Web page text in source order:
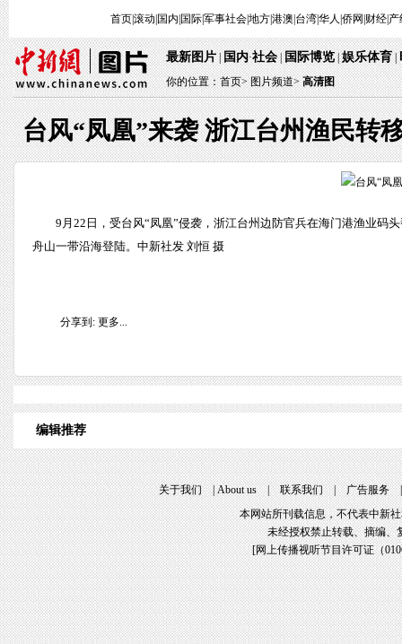
首页|滚动 国内 国际|军事社会|地方|港澳 台湾|华人 侨网 财经| 产
最新图片|国内·社会|国际博览|娱乐体育|
你的位置：首页>图片频道> 高清图
台风“凤凰”来袭 浙江台州渔民转
9月22日，受台风“凤凰”侵袭，浙江台州边防官兵在海门港渔业码
舟山一带沿海登陆。中新社发 刘恒 摄
分享到: 更多...
编辑推荐
关于我们|About us|联系我们|广告服务
本网站所刊载信息，不代表中新
未经授权禁止转载、摘编、
[网上传播视听节目许可证（